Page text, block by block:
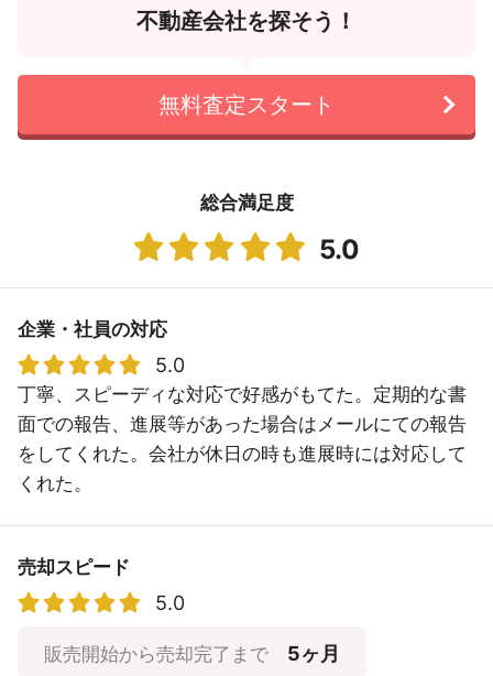
不動産会社を探そう！
無料査定スタート
総合満足度
5.0
企業・社員の対応
5.0
丁寧、スピーディな対応で好感がもてた。定期的な書
面での報告、進展等があった場合はメールにての報告
をしてくれた。会社が休日の時も進展時には対応して
くれた。
売却スピード
5.0
販売開始から売却完了まで 5ヶ月